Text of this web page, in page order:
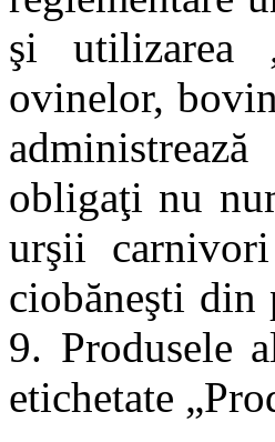
şi utilizarea
ovinelor,
obligaţi nu
urşii
ciobăneşti din
9. Produsele
etichetate